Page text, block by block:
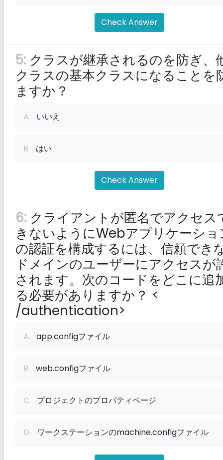
Check Answer
5: クラスが継承されるのを防ぎ、
クラスの基本クラスになることを
ますか？
A. いいえ
B. はい
Check Answer
6: クライアントが匿名でアクセス
きないようにWebアプリケーショ
の認証を構成するには、信頼でき
ドメインのユーザーにアクセスが
されます。次のコードをどこに追
る必要がありますか？ <
/authentication>
A. app.configファイル
B. web.configファイル
C. プロジェクトのプロパティページ
D. ワークステーションのmachine.configファイル